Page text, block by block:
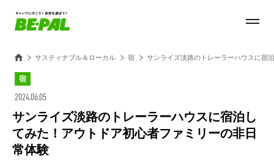
サスティナブル＆ローカル 宿 サンライズ淡路のトレーラーハウスに宿
宿
2024.06.05
サンライズ淡路のトレーラーハウスに宿泊し
てみた！アウトドア初心者ファミリーの非日
常体験